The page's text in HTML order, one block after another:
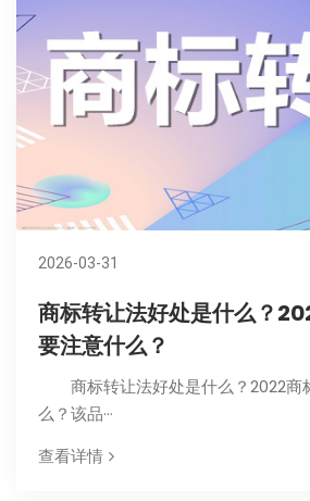
2026-03-31
商标转让法好处是什么？
要注意什么？
商标转让法好处是什么？2022商
么？该品···
查看详情